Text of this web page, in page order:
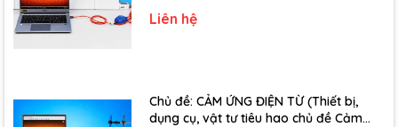
Liên hệ
Chủ đề: CẢM ỨNG ĐIỆN TỪ (Thiết bị,
dụng cụ, vật tư tiêu hao chủ đề Cảm